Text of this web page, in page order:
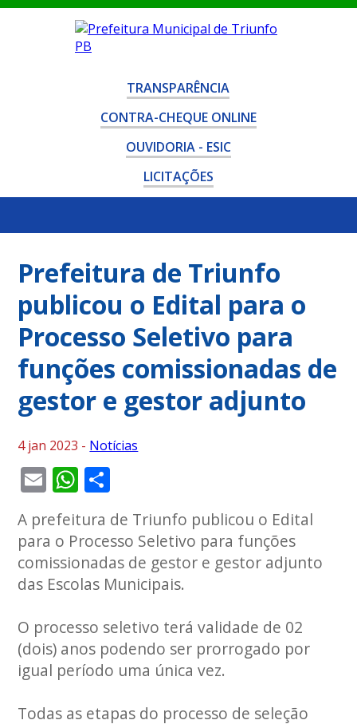
TRANSPARÊNCIA
CONTRA-CHEQUE ONLINE
OUVIDORIA - ESIC
LICITAÇÕES
Prefeitura de Triunfo
publicou o Edital para o
Processo Seletivo para
funções comissionadas de
gestor e gestor adjunto
4 jan 2023 - Notícias
EmailWhatsApp
A prefeitura de Triunfo publicou o Edital
para o Processo Seletivo para funções
comissionadas de gestor e gestor adjunto
das Escolas Municipais.
O processo seletivo terá validade de 02
(dois) anos podendo ser prorrogado por
igual período uma única vez.
Todas as etapas do processo de seleção